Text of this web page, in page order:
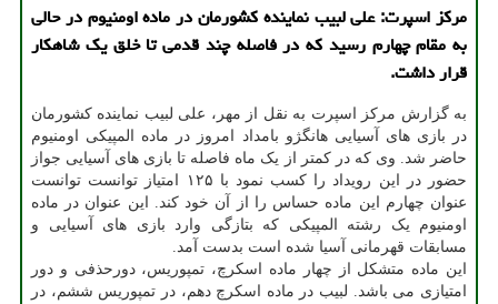
مرکز اسپرت: علی لبیب نماینده کشورمان در ماده اومنیوم در حالی
به مقام چهارم رسید که در فاصله چند قدمی تا خلق یک شاهکار
قرار داشت.
به گزارش مرکز اسپرت به نقل از مهر، علی لبیب نماینده کشورمان
در بازی های آسیایی هانگژو بامداد امروز در ماده المپیکی اومنیوم
حاضر شد. وی که در کمتر از یک ماه فاصله تا بازی های آسیایی جواز
حضور در این رویداد را کسب نمود با ۱۲۵ امتیاز توانست توانست
عنوان چهارم این ماده حساس را از آن خود کند. این عنوان در ماده
اومنیوم یک رشته المپیکی که بتازگی وارد بازی های آسیایی و
مسابقات قهرمانی آسیا شده است بدست آمد.
این ماده متشکل از چهار ماده اسکرچ، تمپوریس، دورحذفی و دور
امتیازی می باشد. لبیب در ماده اسکرچ دهم، در تمپوریس ششم، در